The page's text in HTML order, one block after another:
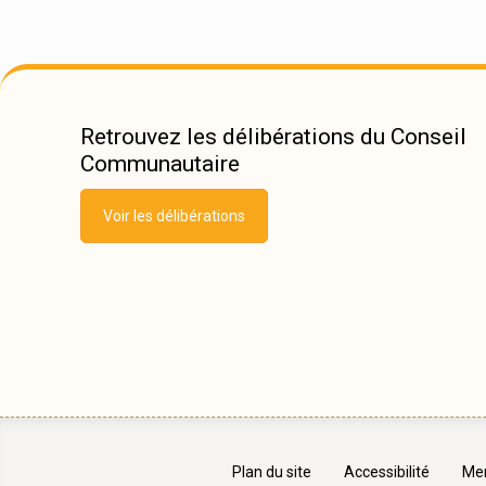
Retrouvez les délibérations du Conseil
Communautaire
Voir les délibérations
Plan du site Accessibilité